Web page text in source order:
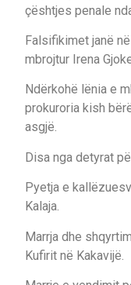
çështjes penale
Falsifikimet janë
mbrojtur Irena
Ndërkohë lënia e
prokuroria kish
asgjë.
Disa nga detyrat
Pyetja e
Kalaja.
Marrja dhe
Kufirit në Kakavijë.